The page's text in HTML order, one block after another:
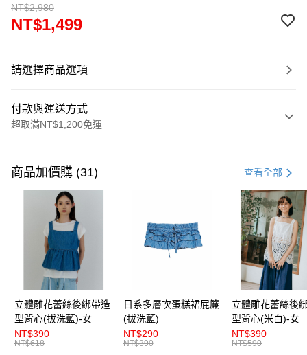
NT$2,980
NT$1,499
請選擇商品選項
付款與運送方式
超取滿NT$1,200免運
信用卡一次付款
超商取貨付款
LINE Pay
Apple Pay
街口支付
悠遊付
AFTEE先享後付
相關說明
商品加價購 (31) 查看全部
立體雕花蕾絲後綁帶造
型背心(拔洗藍)-女
NT$390
NT$618
日系多層次蛋糕裙屁簾
(拔洗藍)
NT$290
NT$390
立體雕花蕾絲後
型背心(米白)-女
NT$390
NT$590